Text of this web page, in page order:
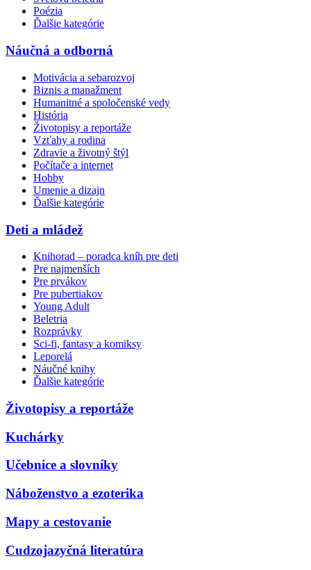
Poézia
Ďalšie kategórie
Náučná a odborná
Motivácia a sebarozvoj
Biznis a manažment
Humanitné a spoločenské vedy
História
Životopisy a reportáže
Vzťahy a rodina
Zdravie a životný štýl
Počítače a internet
Hobby
Umenie a dizajn
Ďalšie kategórie
Deti a mládež
Knihorad – poradca kníh pre deti
Pre najmenších
Pre prvákov
Pre pubertiakov
Young Adult
Beletria
Rozprávky
Sci-fi, fantasy a komiksy
Leporelá
Náučné knihy
Ďalšie kategórie
Životopisy a reportáže
Kuchárky
Učebnice a slovníky
Náboženstvo a ezoterika
Mapy a cestovanie
Cudzojazyčná literatúra